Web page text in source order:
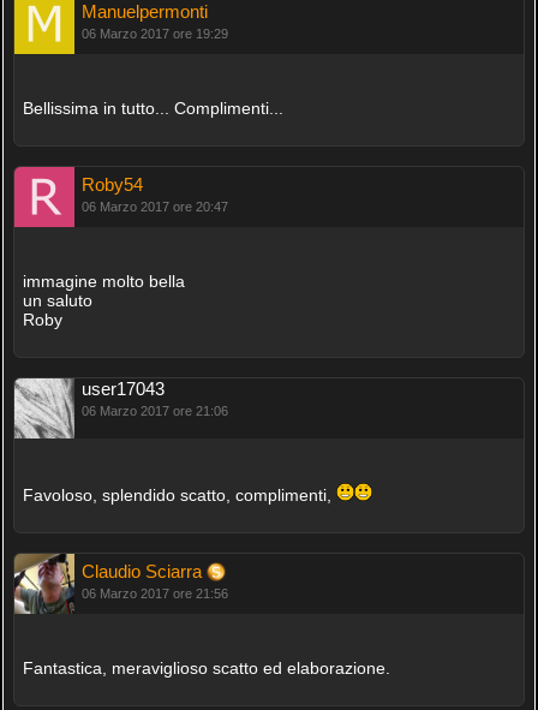
Manuelpermonti
06 Marzo 2017 ore 19:29
Bellissima in tutto... Complimenti...
Roby54
06 Marzo 2017 ore 20:47
immagine molto bella
un saluto
Roby
user17043
06 Marzo 2017 ore 21:06
Favoloso, splendido scatto, complimenti,
Claudio Sciarra
06 Marzo 2017 ore 21:56
Fantastica, meraviglioso scatto ed elaborazione.